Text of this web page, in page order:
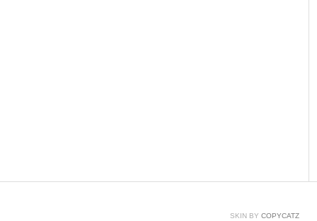
SKIN BY COPYCATZ